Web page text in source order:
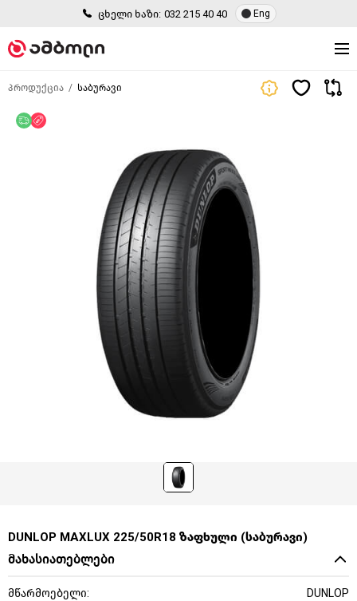
ცხელი ხაზი: 032 215 40 40 Eng
პროდუქცია საბურავი
უფასო მიწოდება
DUNLOP MAXLUX 225/50R18 ზაფხული (საბურავი)
მახასიათებლები
მწარმოებელი:
DUNLOP